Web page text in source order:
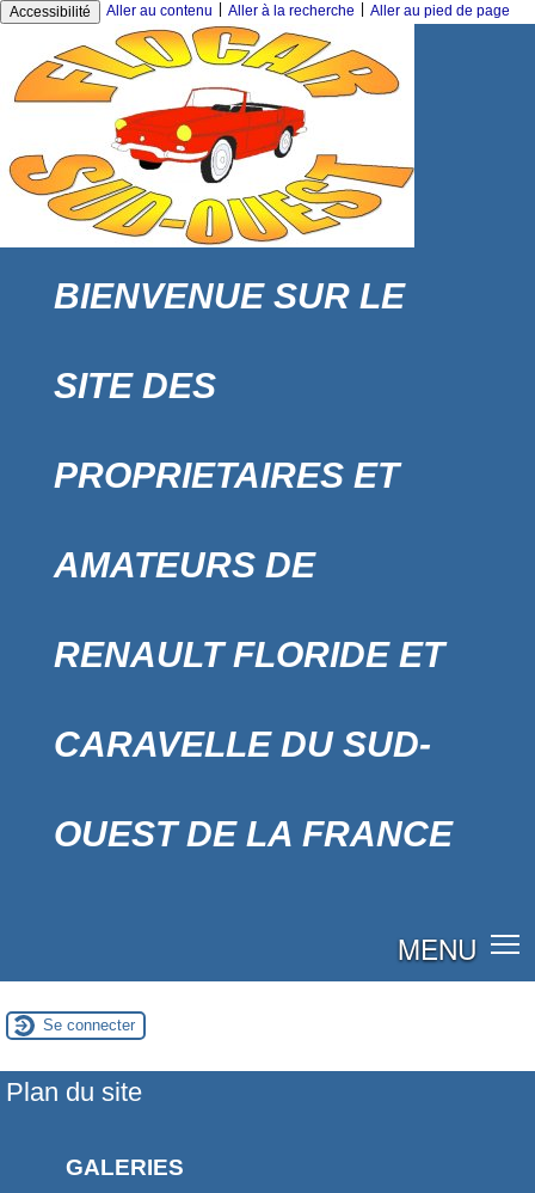
Accessibilité Aller au contenu Aller à la recherche Aller au pied de page
BIENVENUE SUR LE
SITE DES
PROPRIETAIRES ET
AMATEURS DE
RENAULT FLORIDE ET
CARAVELLE DU SUD-
OUEST DE LA FRANCE
MENU
Se connecter
Plan du site
GALERIES